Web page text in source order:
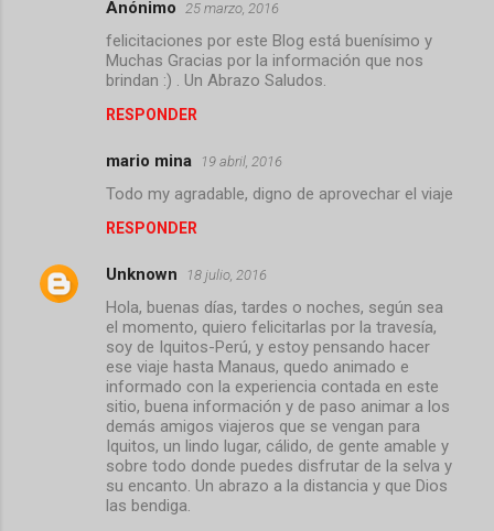
Anónimo 25 marzo, 2016
felicitaciones por este Blog está buenísimo y
Muchas Gracias por la información que nos
brindan :) . Un Abrazo Saludos.
RESPONDER
mario mina 19 abril, 2016
Todo my agradable, digno de aprovechar el viaje
RESPONDER
Unknown 18 julio, 2016
Hola, buenas días, tardes o noches, según sea
el momento, quiero felicitarlas por la travesía,
soy de Iquitos-Perú, y estoy pensando hacer
ese viaje hasta Manaus, quedo animado e
informado con la experiencia contada en este
sitio, buena información y de paso animar a los
demás amigos viajeros que se vengan para
Iquitos, un lindo lugar, cálido, de gente amable y
sobre todo donde puedes disfrutar de la selva y
su encanto. Un abrazo a la distancia y que Dios
las bendiga.